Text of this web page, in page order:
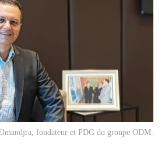
fondateur et PDG du groupe ODM.